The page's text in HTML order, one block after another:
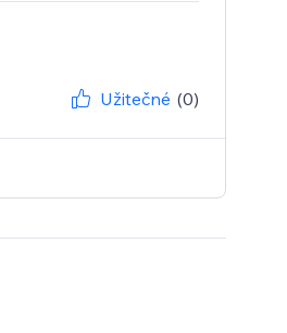
Užitečné (0)